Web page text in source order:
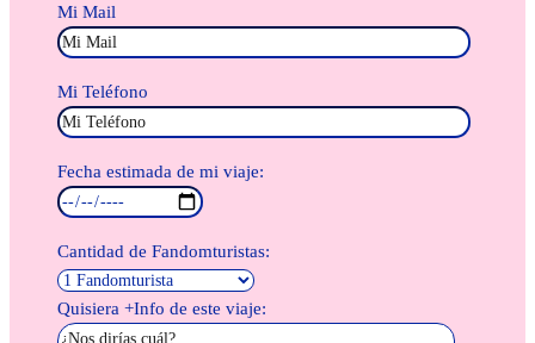
Mi Mail
Mi Teléfono
Fecha estimada de mi viaje:
Cantidad de Fandomturistas:
Quisiera +Info de este viaje: